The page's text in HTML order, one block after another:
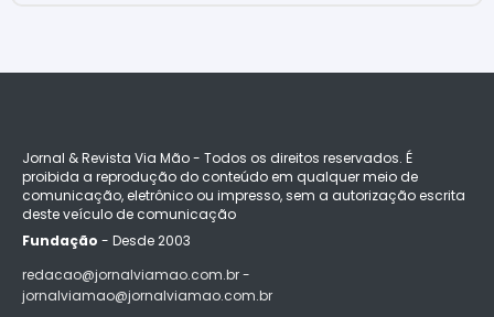
Jornal & Revista Via Mão - Todos os direitos reservados. É
proibida a reprodução do conteúdo em qualquer meio de
comunicação, eletrônico ou impresso, sem a autorização escrita
deste veículo de comunicação
Fundação - Desde 2003
redacao@jornalviamao.com.br -
jornalviamao@jornalviamao.com.br